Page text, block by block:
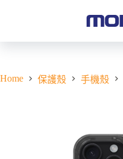
Home 保護殼 手機殼